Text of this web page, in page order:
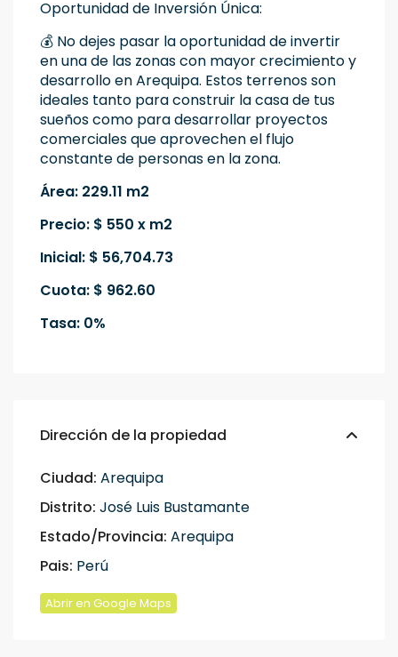
Oportunidad de Inversión Única:
💰 No dejes pasar la oportunidad de invertir
en una de las zonas con mayor crecimiento y
desarrollo en Arequipa. Estos terrenos son
ideales tanto para construir la casa de tus
sueños como para desarrollar proyectos
comerciales que aprovechen el flujo
constante de personas en la zona.
Área: 229.11 m2
Precio: $ 550 x m2
Inicial: $ 56,704.73
Cuota: $ 962.60
Tasa: 0%
Dirección de la propiedad
Ciudad: Arequipa
Distrito: José Luis Bustamante
Estado/Provincia: Arequipa
Pais: Perú
Abrir en Google Maps